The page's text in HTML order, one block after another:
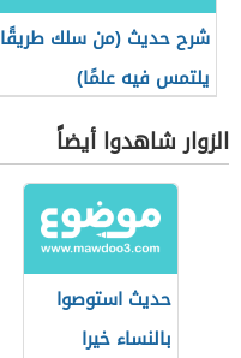
شرح حديث (من سلك طريقًا
يلتمس فيه علمًا)
الزوار شاهدوا أيضاً
حديث استوصوا
بالنساء خيرا